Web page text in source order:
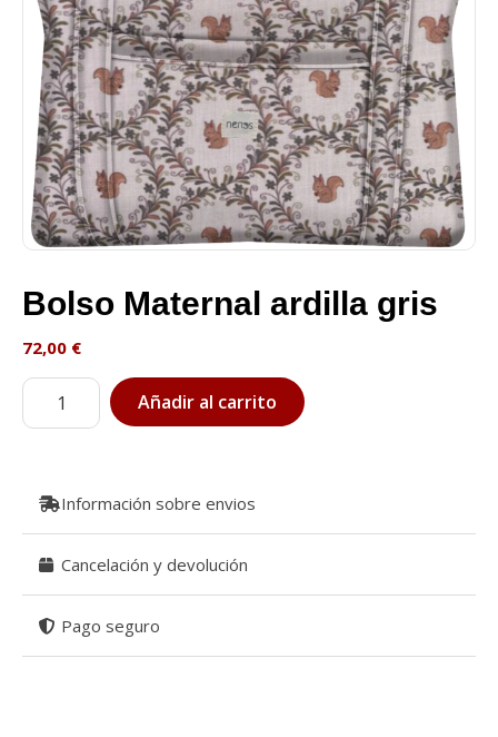
Bolso Maternal ardilla gris
72,00 €
Bolso
Maternal
cantidad
Añadir al carrito
Información sobre envios
Cancelación y devolución
Pago seguro